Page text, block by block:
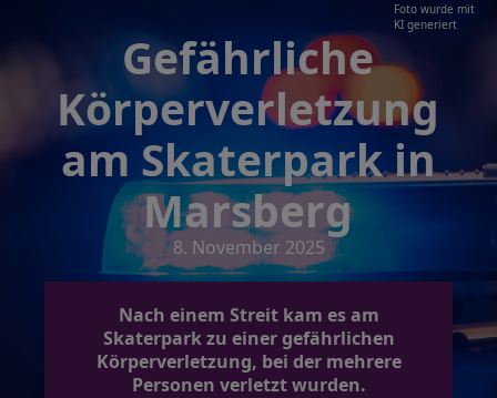
Foto wurde mit
KI generiert
Gefährliche
Körperverletzung
am Skaterpark in
Marsberg
8. November 2025
Nach einem Streit kam es am
Skaterpark zu einer gefährlichen
Körperverletzung, bei der mehrere
Personen verletzt wurden.